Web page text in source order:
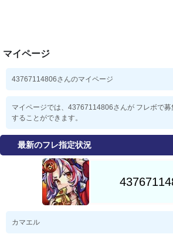
マイページ
43767114806さんのマイページ
マイページでは、43767114806さんが フレボで
することができます。
最新のフレ指定状況
カマエル